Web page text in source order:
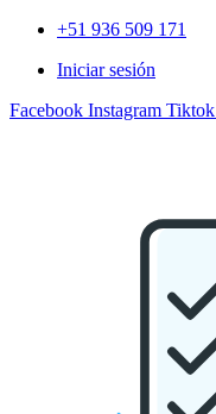
+51 936 509 171
Iniciar sesión
Facebook Instagram Tiktok